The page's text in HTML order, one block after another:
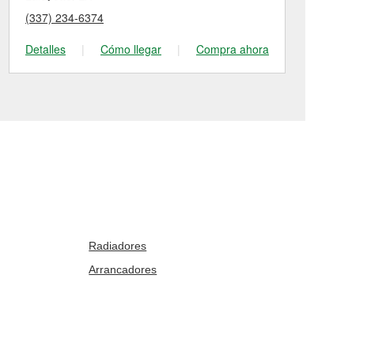
(337) 234-6374
Detalles
| Cómo llegar | Compra ahora
Radiadores
Arrancadores